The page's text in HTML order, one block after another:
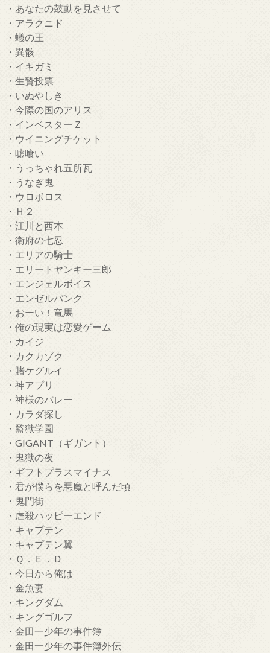
・あなたの鼓動を見させて
・アラクニド
・蟻の王
・異骸
・イキガミ
・生贄投票
・いぬやしき
・今際の国のアリス
・インベスターＺ
・ウイニングチケット
・嘘喰い
・うっちゃれ五所瓦
・うなぎ鬼
・ウロボロス
・Ｈ２
・江川と西本
・衛府の七忍
・エリアの騎士
・エリートヤンキー三郎
・エンジェルボイス
・エンゼルバンク
・おーい！竜馬
・俺の現実は恋愛ゲーム
・カイジ
・カクカゾク
・賭ケグルイ
・神アプリ
・神様のバレー
・カラダ探し
・監獄学園
・GIGANT（ギガント）
・鬼獄の夜
・ギフトプラスマイナス
・君が僕らを悪魔と呼んだ頃
・鬼門街
・虐殺ハッピーエンド
・キャプテン
・キャプテン翼
・Ｑ．Ｅ．Ｄ
・今日から俺は
・金魚妻
・キングダム
・キングゴルフ
・金田一少年の事件簿
・金田一少年の事件簿外伝